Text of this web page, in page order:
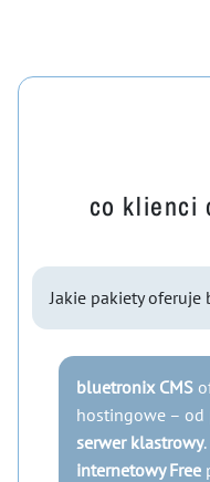
co klienci
Jakie pakiety oferuje
bluetronix CMS
hostingowe – od
serwer klastrowy
internetowy Free